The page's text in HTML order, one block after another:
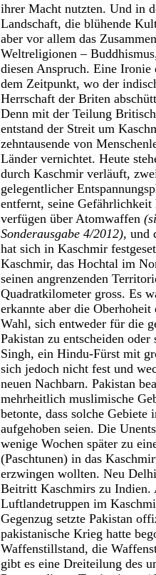
ihrer Macht nutzten. Und in
Landschaft, die blühende
aber vor allem das
Weltreligionen –
diesen Anspruch. Eine Ironie
dem Zeitpunkt, wo der
Herrschaft der Briten
Denn mit der Teilung
entstand der Streit um
zehntausende von
Länder vernichtet. Heute
durch Kaschmir verläuft,
gelegentlicher
entfernt, seine Gefährlichkeit
verfügen über Atomwaffen
Sonderausgabe 4/2012), und
hat sich in Kaschmir
Kaschmir, das Hochtal im
seinen angrenzenden
Quadratkilometer gross. Es
erkannte aber die
Wahl, sich entweder für die
Pakistan zu entscheiden
Singh, ein Hindu-Fürst mit
sich jedoch nicht fest und
neuen Nachbarn. Pakistan
mehrheitlich muslimische
betonte, dass solche Gebiete
aufgehoben seien. Die
wenige Wochen später zu
(Paschtunen) in das
erzwingen wollten. Neu
Beitritt Kaschmirs zu Indien.
Luftlandetruppen im
Gegenzug setzte Pakistan
pakistanische Krieg hatte
Waffenstillstand, die
gibt es eine Dreiteilung des